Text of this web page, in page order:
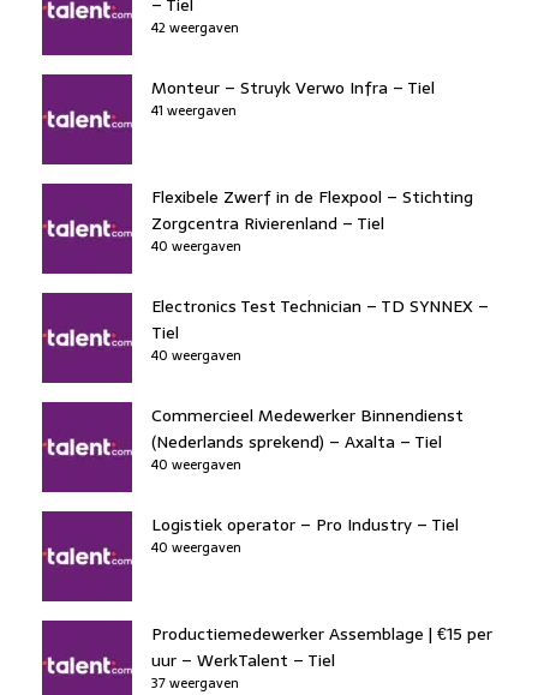
42 weergaven
Monteur – Struyk Verwo Infra – Tiel
41 weergaven
Flexibele Zwerf in de Flexpool – Stichting
Zorgcentra Rivierenland – Tiel
40 weergaven
Electronics Test Technician – TD SYNNEX –
Tiel
40 weergaven
Commercieel Medewerker Binnendienst
(Nederlands sprekend) – Axalta – Tiel
40 weergaven
Logistiek operator – Pro Industry – Tiel
40 weergaven
Productiemedewerker Assemblage | €15 per
uur – WerkTalent – Tiel
37 weergaven